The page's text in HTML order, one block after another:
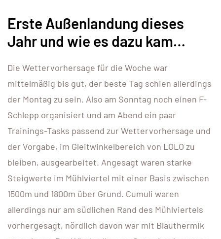
Erste Außenlandung dieses
Jahr und wie es dazu kam…
Die Wettervorhersage für die Woche war
mittelmäßig bis gut, der beste Tag schien allerdings
der Montag zu sein. Also am Sonntag noch einen F-
Schlepp organisiert und am Abend ein paar
Trainings-Tasks passend zur Wettervorhersage und
der Vorgabe, im Gleitwinkelbereich von LOLO zu
bleiben, ausgearbeitet. Angesagt waren starke
Steigwerte im Mühlviertel mit einer Basis zwischen
1500m und 1800m über Grund. Cumuli waren
allerdings nur am südlichen Rand des Mühlviertels
vorhergesagt, nördlich davon war mit Blauthermik